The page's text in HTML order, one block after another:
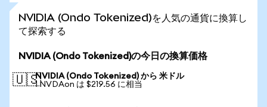
NVIDIA (Ondo Tokenized)を人気の通貨に換算し
て探索する
NVIDIA (Ondo Tokenized)の今日の換算価格
🇺🇸NVIDIA (Ondo Tokenized) から 米ドル
1 NVDAon は $219.56 に相当